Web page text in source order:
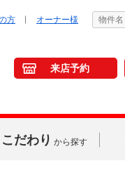
方 オーナー様
来店予約
こだわり から探す